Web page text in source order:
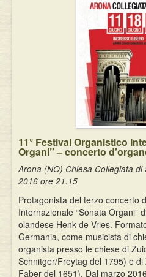
11° Festival Organistico
Organi” – concerto
Arona (NO) Chiesa Collegiata
2016 ore 21.15
Protagonista del terzo concerto
Internazionale “Sonata Organi”
olandese Henk de Vries.
Germania, come musicista di
organista presso le chiese di
Schnitger/Freytag del 1795) e
Faber del 1651). Dal marzo